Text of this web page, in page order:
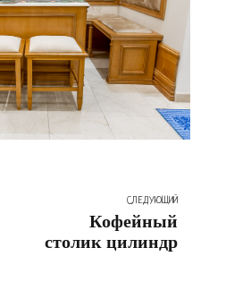
СЛЕДУЮЩИЙ
Кофейный
столик цилиндр